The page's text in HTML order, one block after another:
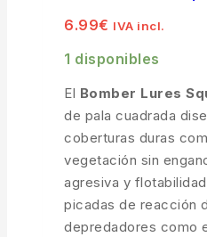
6.99€ IVA incl.
1 disponibles
El Bomber Lures
de pala cuadrada
coberturas duras
vegetación sin
agresiva y
picadas de reacción
depredadores como